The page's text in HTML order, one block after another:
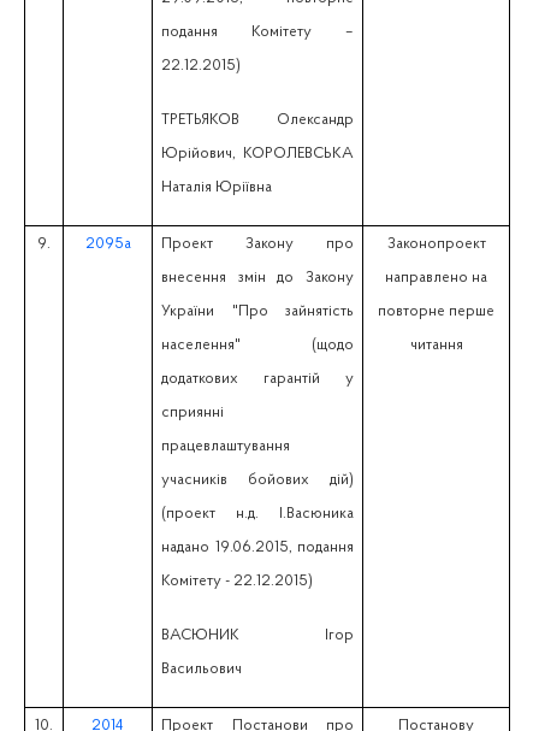
подання Комітету –
22.12.2015)
ТРЕТЬЯКОВ Олександр
Юрійович, КОРОЛЕВСЬКА
Наталія Юріївна
9. 2095а Проект Закону про
внесення змін до Закону
України "Про зайнятість
населення" (щодо
додаткових гарантій у
сприянні
працевлаштування
учасників бойових дій)
(проект н.д. І.Васюника
надано 19.06.2015, подання
Комітету - 22.12.2015)
ВАСЮНИК Ігор
Васильович
Законопроект
направлено на
повторне перше
читання
10. 2014 Проект Постанови про Постанову